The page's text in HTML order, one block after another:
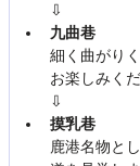
⇩
九曲巷
細く曲がり
お楽しみくだ
⇩
摸乳巷
鹿港名物と